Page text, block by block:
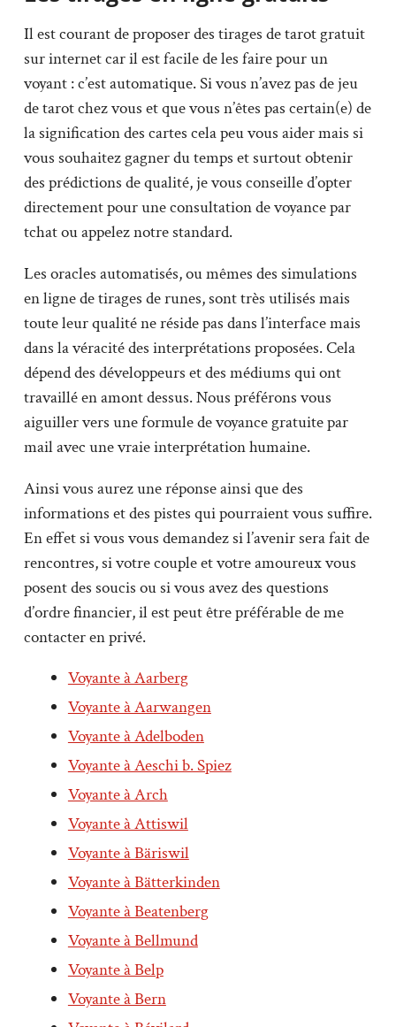
Il est courant de proposer des tirages de tarot gratuit
sur internet car il est facile de les faire pour un
voyant : c’est automatique. Si vous n’avez pas de jeu
de tarot chez vous et que vous n’êtes pas certain(e) de
la signification des cartes cela peu vous aider mais si
vous souhaitez gagner du temps et surtout obtenir
des prédictions de qualité, je vous conseille d’opter
directement pour une consultation de voyance par
tchat ou appelez notre standard.
Les oracles automatisés, ou mêmes des simulations
en ligne de tirages de runes, sont très utilisés mais
toute leur qualité ne réside pas dans l’interface mais
dans la véracité des interprétations proposées. Cela
dépend des développeurs et des médiums qui ont
travaillé en amont dessus. Nous préférons vous
aiguiller vers une formule de voyance gratuite par
mail avec une vraie interprétation humaine.
Ainsi vous aurez une réponse ainsi que des
informations et des pistes qui pourraient vous suffire.
En effet si vous vous demandez si l’avenir sera fait de
rencontres, si votre couple et votre amoureux vous
posent des soucis ou si vous avez des questions
d’ordre financier, il est peut être préférable de me
contacter en privé.
Voyante à Aarberg
Voyante à Aarwangen
Voyante à Adelboden
Voyante à Aeschi b. Spiez
Voyante à Arch
Voyante à Attiswil
Voyante à Bäriswil
Voyante à Bätterkinden
Voyante à Beatenberg
Voyante à Bellmund
Voyante à Belp
Voyante à Bern